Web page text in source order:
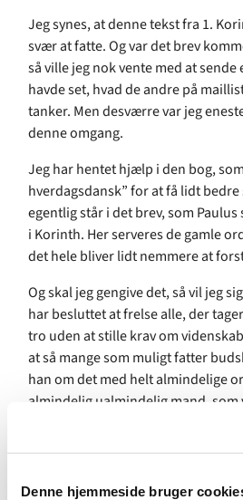
Denne hjemmeside bruger
Jeg synes, at denne tekst fra 1.
svær at fatte. Og var det brev
så ville jeg nok vente med at
havde set, hvad de andre på
tanker. Men desværre var jeg
denne omgang.
Jeg har hentet hjælp i den bog,
hverdagsdansk” for at få lidt
egentlig står i det brev, som
i Korinth. Her serveres de gamle
det hele bliver lidt nemmere at
Og skal jeg gengive det, så vil jeg
har besluttet at frelse alle, der
tro uden at stille krav om
at så mange som muligt fatter
han om det med helt almindelige
almindelig ualmindelig mand,
Midt i teksten står der: ”Guds